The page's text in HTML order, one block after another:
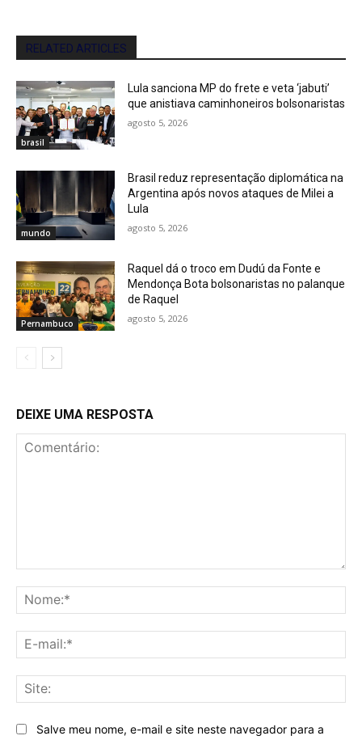
RELATED ARTICLES
brasil
Lula sanciona MP do frete e veta ‘jabuti’
que anistiava caminhoneiros bolsonaristas
agosto 5, 2026
mundo
Brasil reduz representação diplomática na
Argentina após novos ataques de Milei a
Lula
agosto 5, 2026
Pernambuco
Raquel dá o troco em Dudú da Fonte e
Mendonça Bota bolsonaristas no palanque
de Raquel
agosto 5, 2026
DEIXE UMA RESPOSTA
Salve meu nome, e-mail e site neste navegador para a